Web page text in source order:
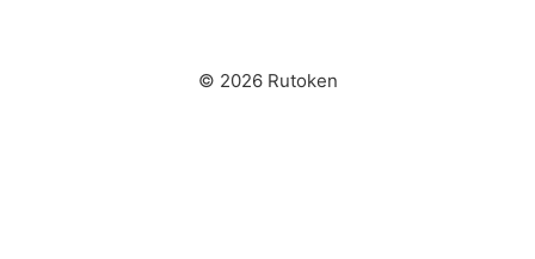
© 2026 Rutoken